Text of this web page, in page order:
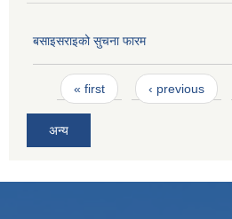
बसाइसराइको सुचना फारम
Pages
« first ‹ previous
अन्य